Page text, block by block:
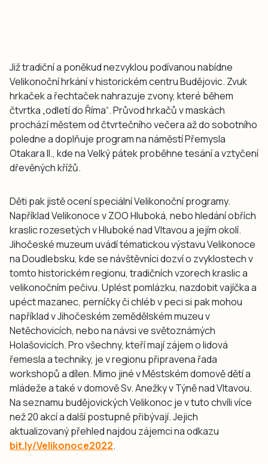
Již tradiční a poněkud nezvyklou podívanou nabídne
Velikonoční hrkání v historickém centru Budějovic. Zvuk
hrkaček a řechtaček nahrazuje zvony, které během
čtvrtka „odletí do Říma“. Průvod hrkačů v maskách
prochází městem od čtvrtečního večera až do sobotního
poledne a doplňuje program na náměstí Přemysla
Otakara II., kde na Velký pátek proběhne tesání a vztyčení
dřevěných křížů.
Děti pak jistě ocení speciální Velikonoční programy.
Například Velikonoce v ZOO Hluboká, nebo hledání obřích
kraslic rozesetých v Hluboké nad Vltavou a jejím okolí.
Jihočeské muzeum uvádí tématickou výstavu Velikonoce
na Doudlebsku, kde se návštěvníci dozví o zvyklostech v
tomto historickém regionu, tradičních vzorech kraslic a
velikonočním pečivu. Uplést pomlázku, nazdobit vajíčka a
upéct mazanec, perníčky či chléb v peci si pak mohou
například v Jihočeském zemědělském muzeu v
Netěchovicích, nebo na návsi ve světoznámých
Holašovicích. Pro všechny, kteří mají zájem o lidová
řemesla a techniky, je v regionu připravena řada
workshopů a dílen. Mimo jiné v Městském domově dětí a
mládeže a také v domově Sv. Anežky v Týně nad Vltavou.
Na seznamu budějovických Velikonoc je v tuto chvíli více
než 20 akcí a další postupně přibývají. Jejich
aktualizovaný přehled najdou zájemci na odkazu
bit.ly/Velikonoce2022.